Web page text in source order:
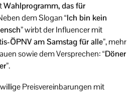
Wahlprogramm, das für
dem Slogan“Ich bin kein
wirbt der Influencer mit
ÖPNV am Samstag für alle”, mehr
sowie dem Versprechen:“Döner
.
Preisvereinbarungen mit